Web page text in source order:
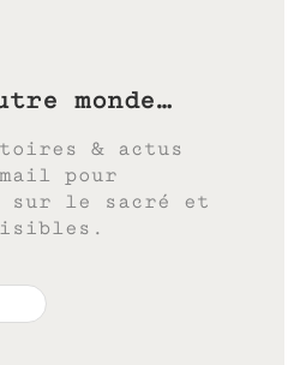
monde…
& actus
pour
sur le sacré et